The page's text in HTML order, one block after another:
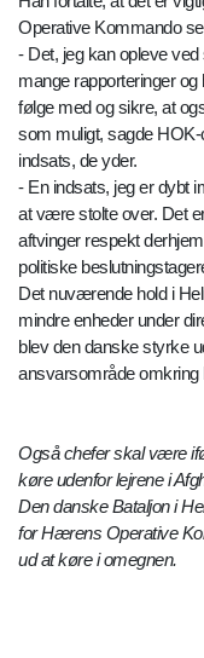
Operative Kommando
- Det, jeg kan opleve
mange rapporteringer
følge med og sikre, at
som muligt, sagde
indsats, de yder.
- En indsats, jeg er dybt
at være stolte over. Det
aftvinger respekt
politiske
Det nuværende hold i
mindre enheder under
blev den danske styrke
ansvarsområde omkring
Også chefer skal være
køre udenfor lejrene i
Den danske Bataljon i
for Hærens Operative
ud at køre i omegnen.